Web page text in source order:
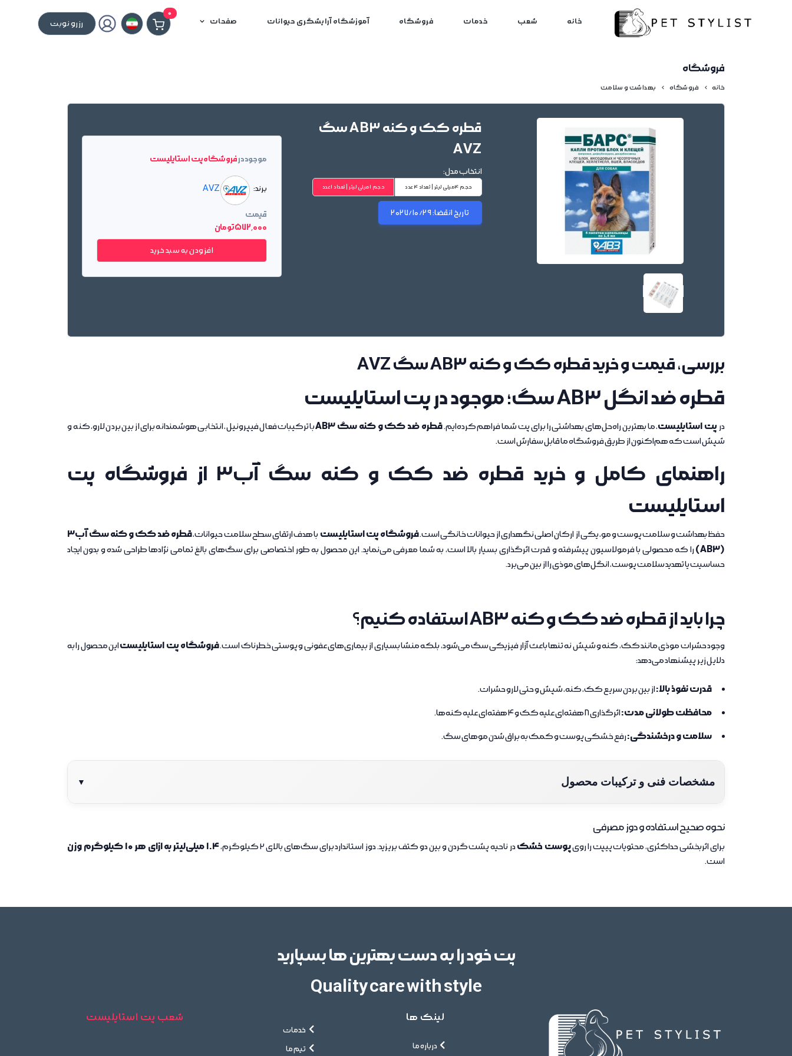
0
رزرو نوبت خانه شعب خدمات فروشگاه آموزشگاه آرایشگری حیوانات صفحات
فروشگاه
خانه فروشگاه بهداشت و سلامت
قطره کک و کنه AB3 سگ
AVZ
انتخاب مدل:
حجم 4میلی لیتر | تعداد 4عدد حجم 1میلی لیتر | تعداد 1عدد
تاریخ انقضا:2027/10/29
موجود درفروشگاه پت استایلیست
برند: AVZ
قیمت
572٬000 تومان
افزودن به سبد خرید
بررسی، قیمت و خرید قطره کک و کنه AB3 سگ AVZ
قطره ضد انگل AB3 سگ؛ موجود در پت استایلیست
در پت استایلیست، ما بهترین راه‌حل‌های بهداشتی را برای پت شما فراهم کرده‌ایم.قطره ضد کک و کنه سگ AB3
با ترکیبات فعال فیپرونیل، انتخابی هوشمندانه برای از بین بردن لارو، کنه و
شپش است که هم‌اکنون از طریق فروشگاه ما قابل سفارش است.
راهنمای کامل و خرید قطره ضد کک و کنه سگ آب3 از فروشگاه پت
استایلیست
حفظ بهداشت و سلامت پوست و مو، یکی از ارکان اصلی نگهداری از حیوانات خانگی است.فروشگاه پت استایلیست با هدف ارتقای سطح سلامت حیوانات،
قطره ضد کک و کنه سگ آب3
(AB3)
را که محصولی با فرمولاسیون پیشرفته و قدرت اثرگذاری بسیار بالا است، به شما معرفی می‌نماید. این محصول به طور اختصاصی برای سگ‌های بالغ تمامی نژادها طراحی شده و بدون ایجاد
حساسیت یا تهدید سلامت پوست، انگل‌های موذی را از بین می‌برد.
چرا باید از قطره ضد کک و کنه AB3 استفاده کنیم؟
وجود حشرات موذی مانند کک، کنه و شپش نه تنها باعث آزار فیزیکی سگ می‌شود، بلکه منشا بسیاری از بیماری‌های عفونی و پوستی خطرناک است.فروشگاه پت استایلیستاین محصول را به
دلایل زیر پیشنهاد می‌دهد:
قدرت نفوذ بالا:از بین بردن سریع کک، کنه، شپش و حتی لارو حشرات.
محافظت طولانی مدت:اثرگذاری 8 هفته‌ای علیه کک و 4 هفته‌ای علیه کنه‌ها.
سلامت و درخشندگی:رفع خشکی پوست و کمک به براق شدن موهای سگ.
مشخصات فنی و ترکیبات محصول ▼
ماده فعال/کمکی
‌نحوه صحیح استفاده و دوز مصرفی
برای اثربخشی حداکثری، محتویات پیپت را رویپوست خشک در ناحیه پشت گردن و بین دو کتف بریزید. دوز استاندارد برای سگ‌های بالای 2 کیلوگرم، 1.4 میلی‌لیتر به ازای هر 10 کیلوگرم وزن
است.
پت خود را به دست بهترین ها بسپارید
Quality care with style
لینک ها
درباره ما
خدمات
تیم ما
شعب پت استایلیست